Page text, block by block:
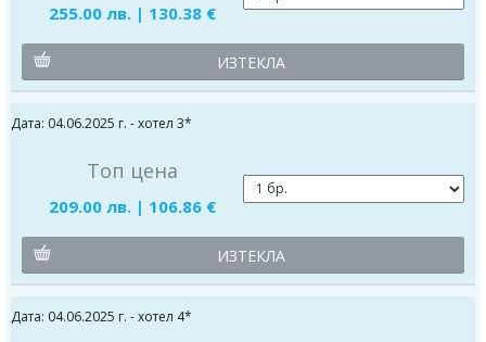
255.00 лв. | 130.38 €
ИЗТЕКЛА
Дата: 04.06.2025 г. - хотел 3*
Топ цена
209.00 лв. | 106.86 €
ИЗТЕКЛА
Дата: 04.06.2025 г. - хотел 4*